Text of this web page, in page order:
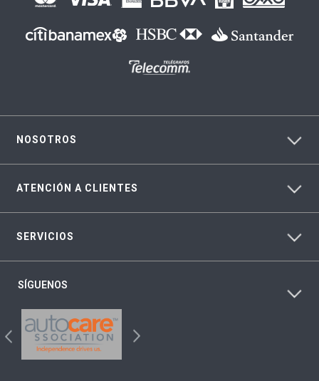
NOSOTROS
ATENCIÓN A CLIENTES
SERVICIOS
SÍGUENOS